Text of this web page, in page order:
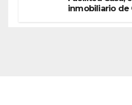
inmobiliario de